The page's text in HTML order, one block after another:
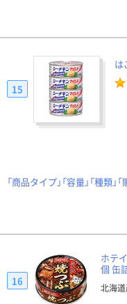
は
15
「商品タイプ」「容量」「種類」
ホテ
個 缶
北海
16